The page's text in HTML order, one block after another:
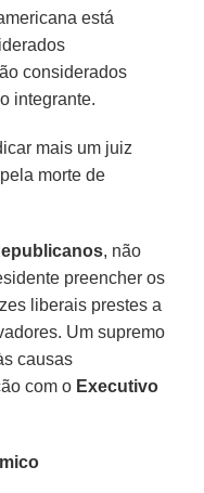
está
considerados
integrante.
mais um juiz
morte de
, não
preencher os
liberais prestes a
Um supremo
causas
com o Executivo